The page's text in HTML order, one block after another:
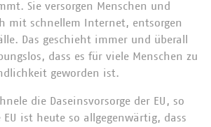
Sie versorgen Menschen und
mit schnellem Internet, entsorgen
Das geschieht immer und überall
dass es für viele Menschen zu
geworden ist.
die Daseinsvorsorge der EU, so
EU ist heute so allgegenwärtig, dass